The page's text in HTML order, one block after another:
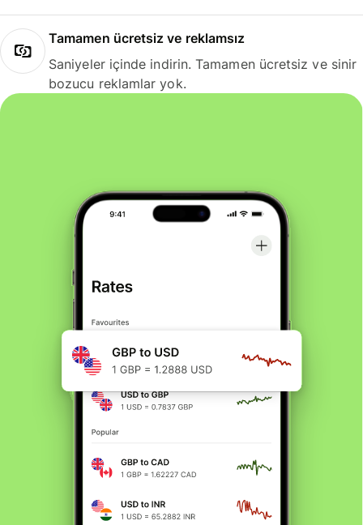
Tamamen ücretsiz ve reklamsız
Saniyeler içinde indirin. Tamamen ücretsiz ve sinir
bozucu reklamlar yok.